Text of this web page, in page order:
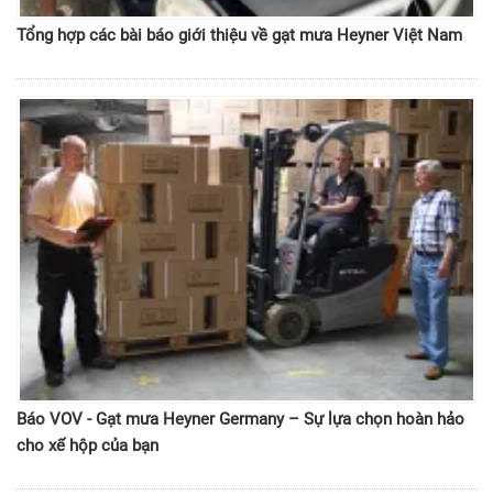
Tổng hợp các bài báo giới thiệu về gạt mưa Heyner Việt Nam
Báo VOV - Gạt mưa Heyner Germany – Sự lựa chọn hoàn hảo
cho xế hộp của bạn